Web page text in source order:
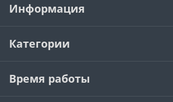
Информация
Категории
Время работы